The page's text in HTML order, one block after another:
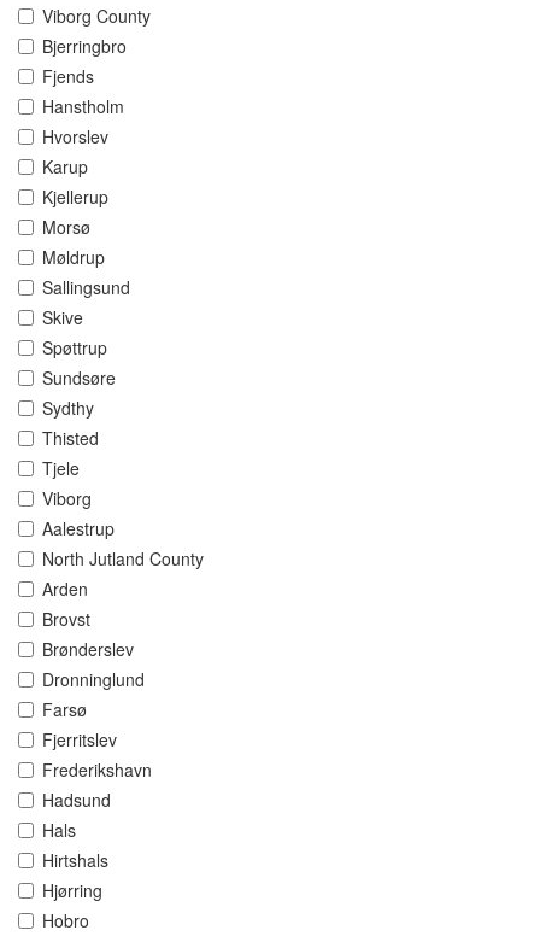
Viborg County
Bjerringbro
Fjends
Hanstholm
Hvorslev
Karup
Kjellerup
Morsø
Møldrup
Sallingsund
Skive
Spøttrup
Sundsøre
Sydthy
Thisted
Tjele
Viborg
Aalestrup
North Jutland County
Arden
Brovst
Brønderslev
Dronninglund
Farsø
Fjerritslev
Frederikshavn
Hadsund
Hals
Hirtshals
Hjørring
Hobro